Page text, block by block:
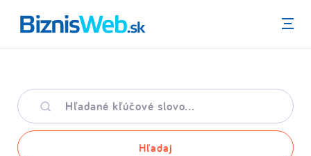
Menu
Hľadané
kľúčové
slovo
Hľadaj